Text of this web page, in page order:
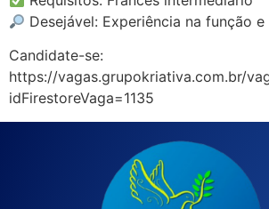
Desejável: Experiência na função
Candidate-se:
https://vagas.grupokriativa.com.br/
idFirestoreVaga=1135